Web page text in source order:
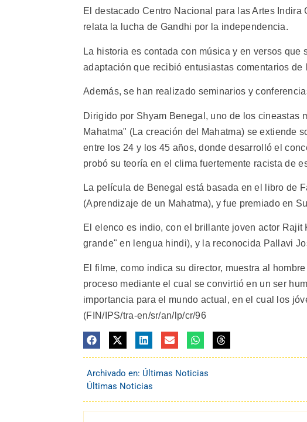
El destacado Centro Nacional para las Artes
relata la lucha de Gandhi por la independencia.
La historia es contada con música y en versos
adaptación que recibió entusiastas comentarios de
Además, se han realizado seminarios y
Dirigido por Shyam Benegal, uno de los cineastas
Mahatma" (La creación del Mahatma) se extiende
entre los 24 y los 45 años, donde desarrolló el
probó su teoría en el clima fuertemente racista de
La película de Benegal está basada en el libro de
(Aprendizaje de un Mahatma), y fue premiado en
El elenco es indio, con el brillante joven actor
grande" en lengua hindi), y la reconocida Pallavi
El filme, como indica su director, muestra al
proceso mediante el cual se convirtió en un ser
importancia para el mundo actual, en el cual los
(FIN/IPS/tra-en/sr/an/lp/cr/96
Archivado en: Últimas Noticias
Últimas Noticias